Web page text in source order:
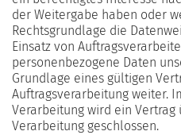
der Weitergabe haben oder
Rechtsgrundlage die
Einsatz von
personenbezogene Daten
Grundlage eines gültigen
Auftragsverarbeitung weiter.
Verarbeitung wird ein Vertrag
Verarbeitung geschlossen.